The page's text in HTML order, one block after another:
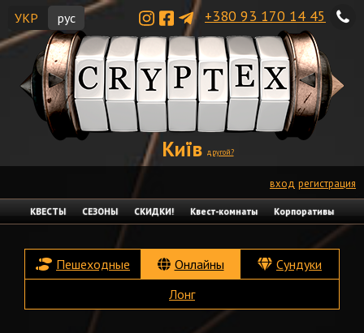
+380 93 170 14 45
Київ другой?
вход регистрация
КВЕСТЫ СЕЗОНЫ СКИДКИ! Квест-комнаты Корпоративы
УКР рус
Пешеходные Онлайны
Сундуки
Лонг